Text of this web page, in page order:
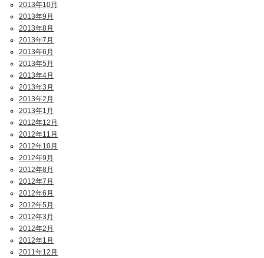
2013年10月
2013年9月
2013年8月
2013年7月
2013年6月
2013年5月
2013年4月
2013年3月
2013年2月
2013年1月
2012年12月
2012年11月
2012年10月
2012年9月
2012年8月
2012年7月
2012年6月
2012年5月
2012年3月
2012年2月
2012年1月
2011年12月